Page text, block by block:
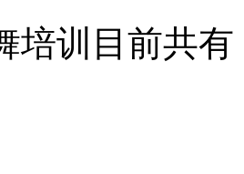
培训目前共有